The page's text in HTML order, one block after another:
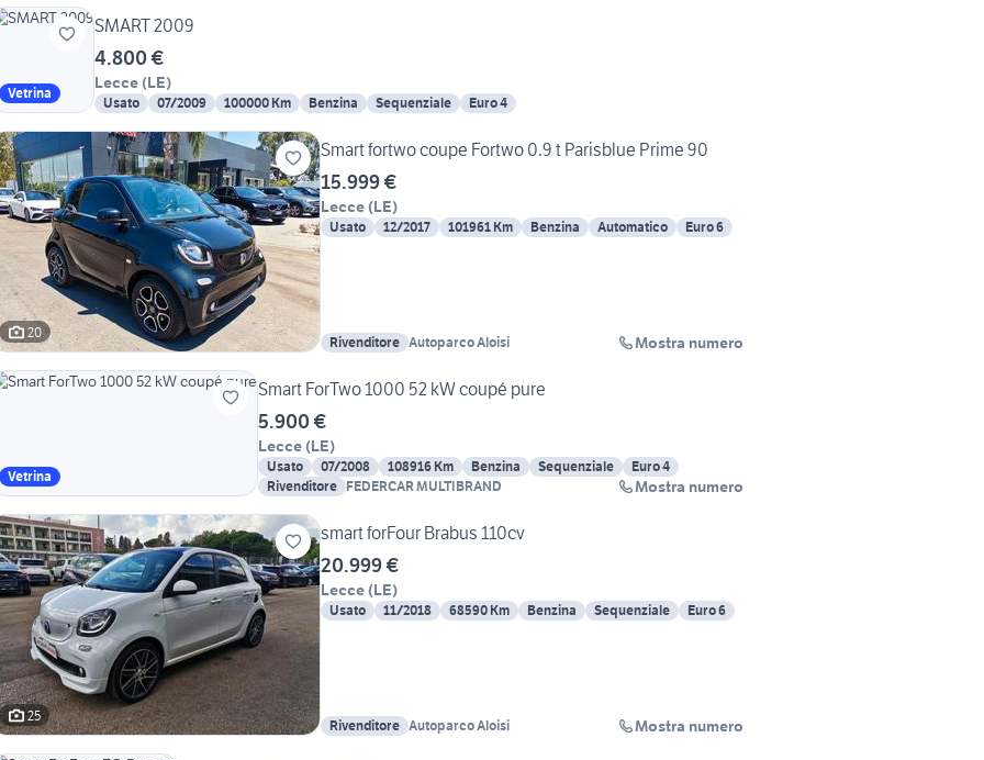
Vetrina
SMART 2009
4.800 €
Lecce (LE)
Usato 07/2009 100000 Km Benzina Sequenziale Euro 4
20
Smart fortwo coupe Fortwo 0.9 t Parisblue Prime 90
15.999 €
Lecce (LE)
Usato 12/2017 101961 Km Benzina Automatico Euro 6
Rivenditore Autoparco Aloisi Mostra numero
Vetrina
Smart ForTwo 1000 52 kW coupé pure
5.900 €
Lecce (LE)
Usato 07/2008 108916 Km Benzina Sequenziale
Euro 4
Rivenditore FEDERCAR MULTIBRAND Mostra numero
25
smart forFour Brabus 110cv
20.999 €
Lecce (LE)
Usato 11/2018 68590 Km Benzina Sequenziale Euro 6
Rivenditore Autoparco Aloisi Mostra numero